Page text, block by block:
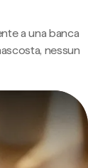
a una banca
nessun